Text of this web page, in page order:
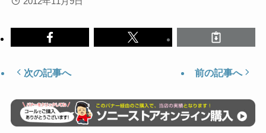
次の記事へ 前の記事へ